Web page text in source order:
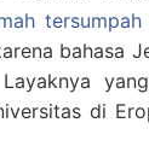
tersumpah
bahasa
di